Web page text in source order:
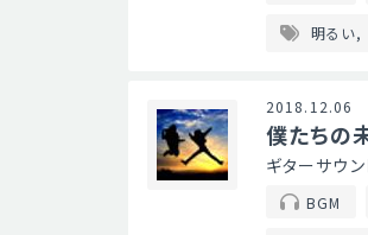
明るい
2018.12.06
僕たちの
ギターサウ
BGM